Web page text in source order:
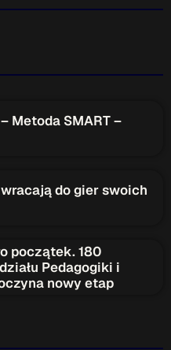
Metoda SMART –
do gier swoich
początek. 180
Pedagogiki i
nowy etap